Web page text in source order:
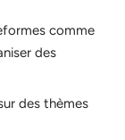
comme
des
des thèmes